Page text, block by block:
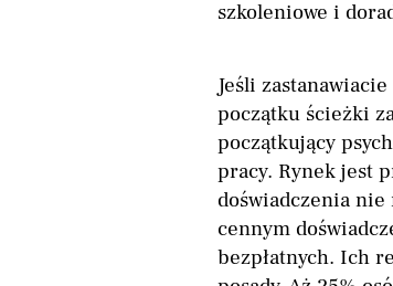
szkoleniowe i
Jeśli
początku ścieżki
początkujący
pracy. Rynek jest
doświadczenia nie
cennym
bezpłatnych. Ich